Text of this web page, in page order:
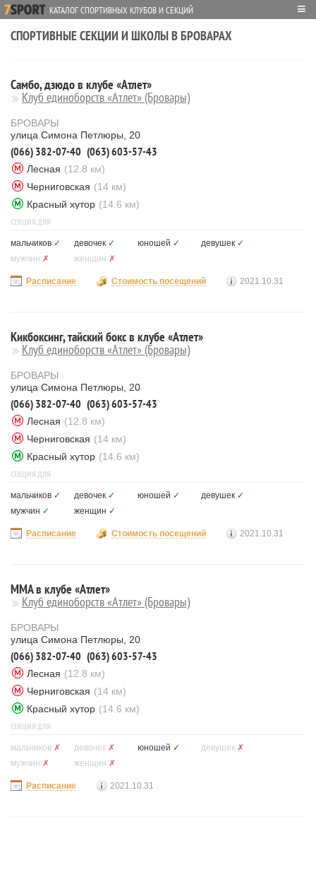
КАТАЛОГ СПОРТИВНЫХ КЛУБОВ И СЕКЦИЙ ≡
СПОРТИВНЫЕ СЕКЦИИ И ШКОЛЫ В БРОВАРАХ
Самбо, дзюдо в клубе «Атлет»
Клуб единоборств «Атлет» (Бровары)
БРОВАРЫ
улица Симона Петлюры, 20
(066) 382-07-40 (063) 603-57-43
Лесная (12.8 км)
Черниговская (14 км)
Красный хутор (14.6 км)
СЕКЦИЯ ДЛЯ
мальчиков ✓ девочек ✓ юношей ✓ девушек ✓
мужчин ✗ женщин ✗
Расписание Стоимость посещений 2021.10.31
Кикбоксинг, тайский бокс в клубе «Атлет»
Клуб единоборств «Атлет» (Бровары)
БРОВАРЫ
улица Симона Петлюры, 20
(066) 382-07-40 (063) 603-57-43
Лесная (12.8 км)
Черниговская (14 км)
Красный хутор (14.6 км)
СЕКЦИЯ ДЛЯ
мальчиков ✓ девочек ✓ юношей ✓ девушек ✓
мужчин ✓ женщин ✓
Расписание Стоимость посещений 2021.10.31
MMA в клубе «Атлет»
Клуб единоборств «Атлет» (Бровары)
БРОВАРЫ
улица Симона Петлюры, 20
(066) 382-07-40 (063) 603-57-43
Лесная (12.8 км)
Черниговская (14 км)
Красный хутор (14.6 км)
СЕКЦИЯ ДЛЯ
мальчиков ✗ девочек ✗ юношей ✓ девушек ✗
мужчин ✗ женщин ✗
Расписание 2021.10.31